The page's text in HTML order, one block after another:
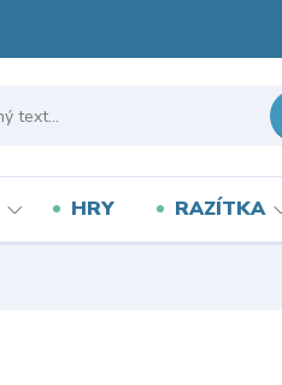
HRY RAZÍTKA